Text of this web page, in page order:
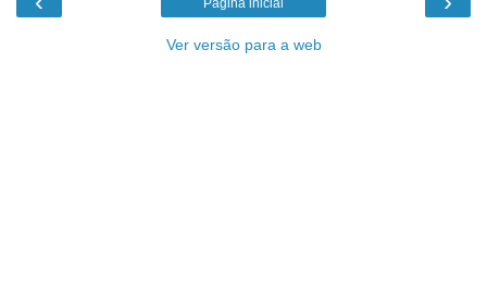
Ver versão para a web